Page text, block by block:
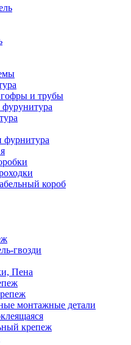
и трубы
фурунитура
фурнитура
короб
гвозди
Пена
монтажные детали
крепеж